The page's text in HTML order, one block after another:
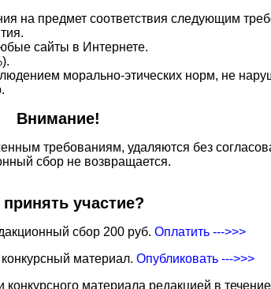
на предмет соответствия следующим
сайты в Интернете.
морально-этических норм, не
Внимание!
требованиям, удаляются без
сбор не возвращается.
принять участие?
сбор 200 руб. Оплатить --->>>
материал. Опубликовать --->>>
материала редакцией в